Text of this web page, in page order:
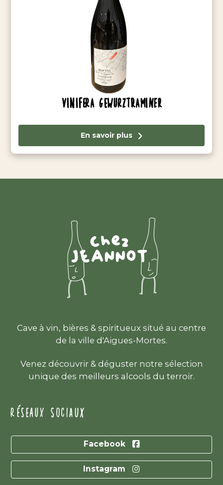
Vinifera Gewurztraminer
En savoir plus
Cave à vin, bières & spiritueux situé au centre
de la ville d'Aigues-Mortes.
Venez découvrir & déguster notre sélection
unique des meilleurs alcools du terroir.
RÉSEAUX SOCIAUX
Facebook
Instagram